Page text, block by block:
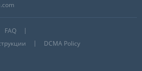
FAQ
DCMA Policy